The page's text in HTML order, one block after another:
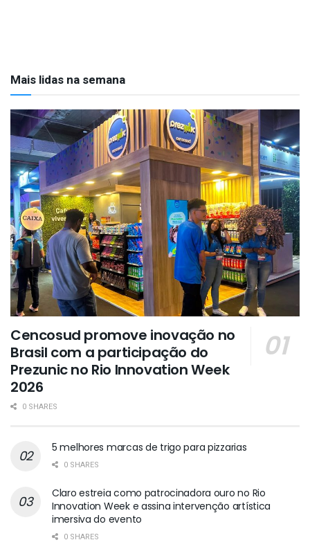
Mais lidas na semana
Cencosud promove inovação no
Brasil com a participação do
Prezunic no Rio Innovation Week
2026
0 SHARES
5 melhores marcas de trigo para pizzarias
0 SHARES
Claro estreia como patrocinadora ouro no Rio
Innovation Week e assina intervenção artística
imersiva do evento
0 SHARES